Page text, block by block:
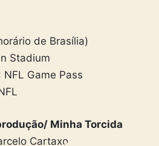
de Brasília)
Stadium
NFL Game Pass
Minha Torcida